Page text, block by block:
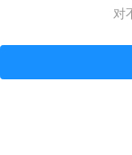
对